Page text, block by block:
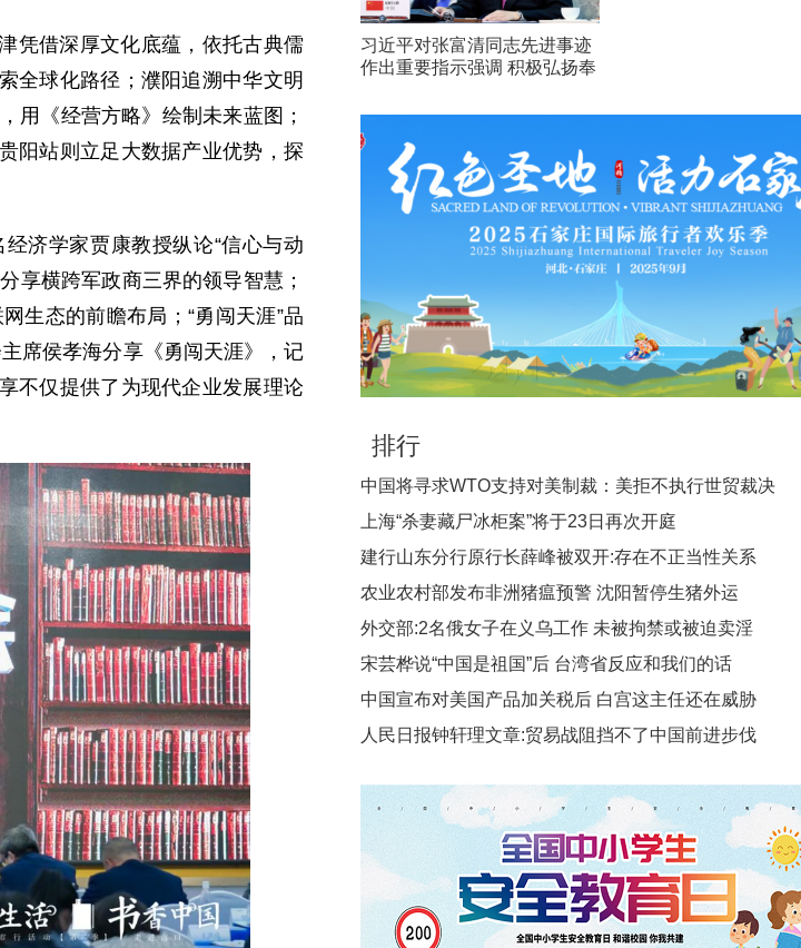
借深厚文化底蕴，依托古典儒
全球化路径；濮阳追溯中华文明
用《经营方略》绘制未来蓝图；
阳站则立足大数据产业优势，探
济学家贾康教授纵论“信心与动
享横跨军政商三界的领导智慧；
生态的前瞻布局；“勇闯天涯”品
席侯孝海分享《勇闯天涯》，记
不仅提供了为现代企业发展理论
习近平对张富清同志先进事迹
作出重要指示强调 积极弘扬奉
时代的强大力量
排行
中国将寻求WTO支持对美制裁：美拒不执行世贸裁决
上海“杀妻藏尸冰柜案”将于23日再次开庭
建行山东分行原行长薛峰被双开:存在不正当性关系
农业农村部发布非洲猪瘟预警 沈阳暂停生猪外运
外交部:2名俄女子在义乌工作 未被拘禁或被迫卖淫
宋芸桦说“中国是祖国”后 台湾省反应和我们的话
中国宣布对美国产品加关税后 白宫这主任还在威胁
人民日报钟轩理文章:贸易战阻挡不了中国前进步伐